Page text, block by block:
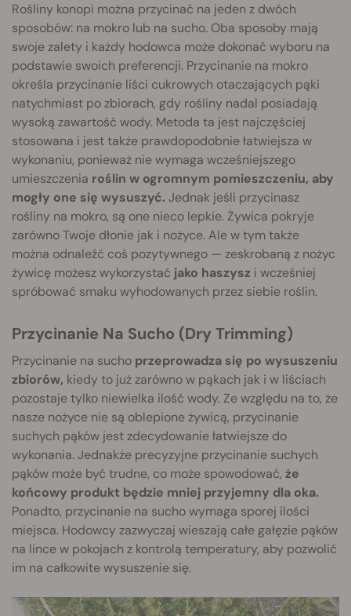
Rośliny konopi można przycinać na jeden z dwóch
sposobów: na mokro lub na sucho. Oba sposoby mają
swoje zalety i każdy hodowca może dokonać wyboru na
podstawie swoich preferencji. Przycinanie na mokro
określa przycinanie liści cukrowych otaczających pąki
natychmiast po zbiorach, gdy rośliny nadal posiadają
wysoką zawartość wody. Metoda ta jest najczęściej
stosowana i jest także prawdopodobnie łatwiejsza w
wykonaniu, ponieważ nie wymaga wcześniejszego
umieszczenia roślin w ogromnym pomieszczeniu, aby
mogły one się wysuszyć. Jednak jeśli przycinasz
rośliny na mokro, są one nieco lepkie. Żywica pokryje
zarówno Twoje dłonie jak i nożyce. Ale w tym także
można odnaleźć coś pozytywnego — zeskrobaną z nożyc
żywicę możesz wykorzystać jako haszysz i wcześniej
spróbować smaku wyhodowanych przez siebie roślin.
Przycinanie Na Sucho (Dry Trimming)
Przycinanie na sucho przeprowadza się po wysuszeniu
zbiorów, kiedy to już zarówno w pąkach jak i w liściach
pozostaje tylko niewielka ilość wody. Ze względu na to, że
nasze nożyce nie są oblepione żywicą, przycinanie
suchych pąków jest zdecydowanie łatwiejsze do
wykonania. Jednakże precyzyjne przycinanie suchych
pąków może być trudne, co może spowodować, że
końcowy produkt będzie mniej przyjemny dla oka.
Ponadto, przycinanie na sucho wymaga sporej ilości
miejsca. Hodowcy zazwyczaj wieszają całe gałęzie pąków
na lince w pokojach z kontrolą temperatury, aby pozwolić
im na całkowite wysuszenie się.